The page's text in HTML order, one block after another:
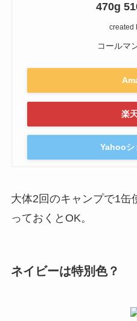
470g
created
コールマ
楽
Yahooシ
大体2回のキャンプで1缶
っておくとOK。
ネイビーは特別色？